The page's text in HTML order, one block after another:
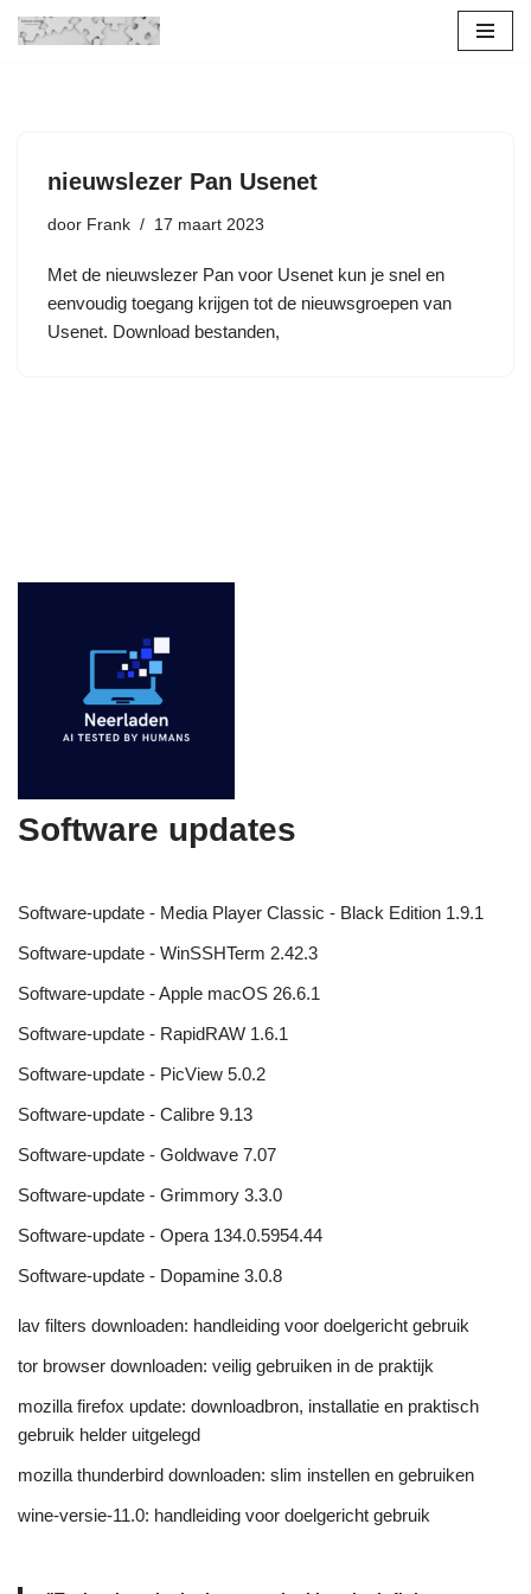
nieuwslezer Pan Usenet
door Frank 17 maart 2023
Met de nieuwslezer Pan voor Usenet kun je snel en
eenvoudig toegang krijgen tot de nieuwsgroepen van
Usenet. Download bestanden,
Software updates
Software-update - Media Player Classic - Black Edition 1.9.1
Software-update - WinSSHTerm 2.42.3
Software-update - Apple macOS 26.6.1
Software-update - RapidRAW 1.6.1
Software-update - PicView 5.0.2
Software-update - Calibre 9.13
Software-update - Goldwave 7.07
Software-update - Grimmory 3.3.0
Software-update - Opera 134.0.5954.44
Software-update - Dopamine 3.0.8
lav filters downloaden: handleiding voor doelgericht gebruik
tor browser downloaden: veilig gebruiken in de praktijk
mozilla firefox update: downloadbron, installatie en praktisch
gebruik helder uitgelegd
mozilla thunderbird downloaden: slim instellen en gebruiken
wine-versie-11.0: handleiding voor doelgericht gebruik